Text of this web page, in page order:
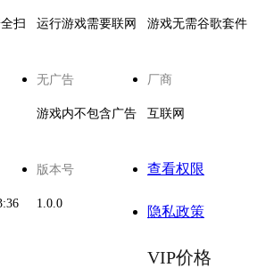
扫
运行游戏需要联网 游戏无需谷歌套件
无广告
游戏内不包含广告
厂商
互联网
版本号
1.0.0
查看权限
隐私政策
VIP价格